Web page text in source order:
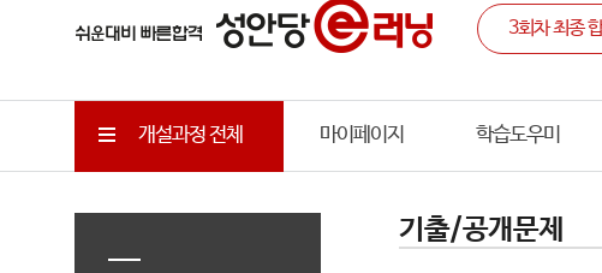
개설과정 전체 마이페이지 학습도우미
기출/공개문제